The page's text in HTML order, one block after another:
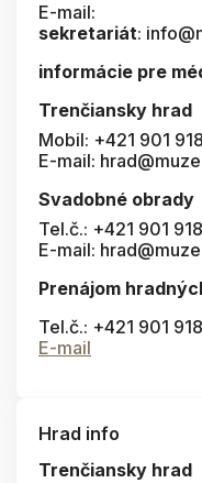
E-mail:
sekretariát:
informácie pre
Trenčiansky hrad
Mobil: +421 901
E-mail:
Svadobné obrady
Tel.č.: +421 901
E-mail:
Prenájom
Tel.č.: +421 901
E-mail
Hrad info
Trenčiansky hrad